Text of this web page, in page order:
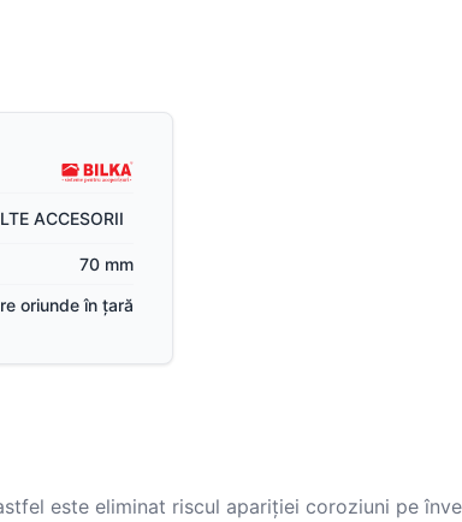
ACCESORII
70 mm
oriunde în țară
este eliminat riscul apariției coroziuni pe